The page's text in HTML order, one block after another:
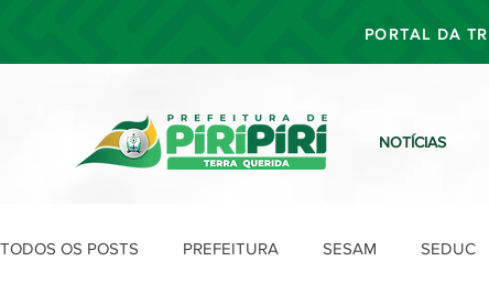
PORTAL DA
NOTÍCIAS
TODOS OS POSTS PREFEITURA SESAM SEDUC